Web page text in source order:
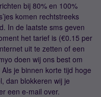
bij 80% en 100%
komen rechtstreeks
In de laatste sms geven
het tarief is (€0.15 per
uit te zetten of een
doen wij ons best om
je binnen korte tijd hoge
dan blokkeren wij je
een e-mail over.